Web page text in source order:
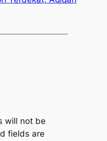
will not be
fields are